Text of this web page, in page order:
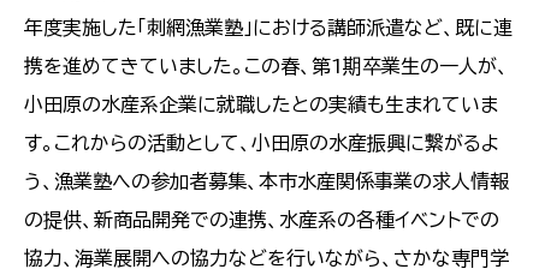
年度実施した「刺網漁業塾」における講師派遣など、既に連
携を進めてきていました。この春、第1期卒業生の一人が、
小田原の水産系企業に就職したとの実績も生まれていま
す。これからの活動として、小田原の水産振興に繋がるよ
う、漁業塾への参加者募集、本市水産関係事業の求人情報
の提供、新商品開発での連携、水産系の各種イベントでの
協力、海業展開への協力などを行いながら、さかな専門学